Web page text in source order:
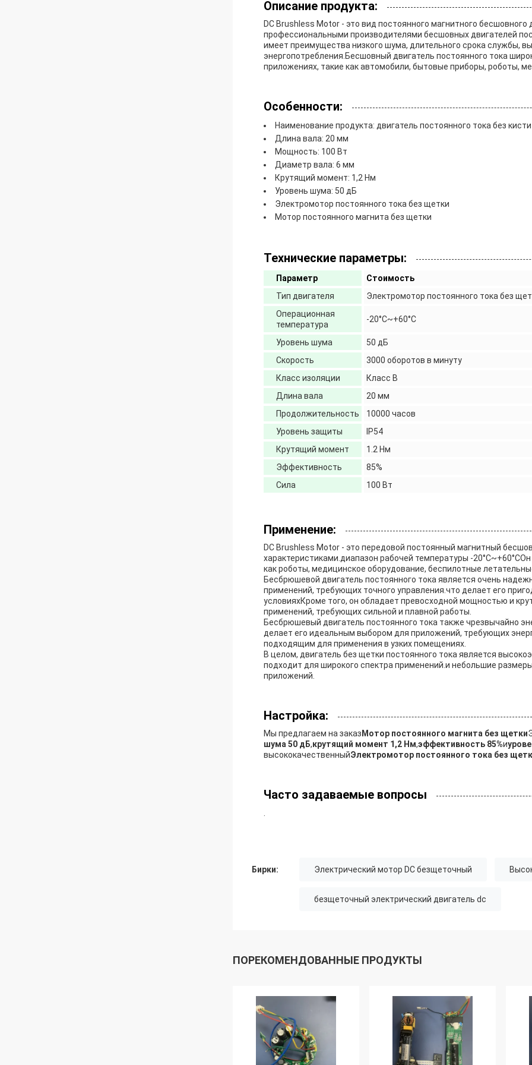
Описание продукта:
DC Brushless Motor - это вид постоянного магнитного
профессиональными производителями бесшовных двигателей
имеет преимущества низкого шума, длительного срока службы,
энергопотребления.Бесшовный двигатель постоянного тока
приложениях, такие как автомобили, бытовые приборы, роботы,
Особенности:
Наименование продукта: двигатель постоянного тока без кисти
Длина вала: 20 мм
Мощность: 100 Вт
Диаметр вала: 6 мм
Крутящий момент: 1,2 Нм
Уровень шума: 50 дБ
Электромотор постоянного тока без щетки
Мотор постоянного магнита без щетки
Технические параметры:
Параметр
Стоимость
Тип двигателя
Электромотор постоянного тока без
Операционная
температура
-20°C~+60°C
Уровень шума
50 дБ
Скорость
3000 оборотов в минуту
Класс изоляции
Класс B
Длина вала
20 мм
Продолжительность
10000 часов
Уровень защиты
IP54
Крутящий момент
1.2 Нм
Эффективность
85%
Сила
100 Вт
Применение:
DC Brushless Motor - это передовой постоянный магнитный
характеристиками.диапазон рабочей температуры -
как роботы, медицинское оборудование, беспилотные
Бесбрюшевой двигатель постоянного тока является очень
применений, требующих точного управления.что делает его
условияхКроме того, он обладает превосходной мощностью и
применений, требующих сильной и плавной работы.
Бесбрюшевый двигатель постоянного тока также чрезвычайно
делает его идеальным выбором для приложений, требующих
подходящим для применения в узких помещениях.
В целом, двигатель без щетки постоянного тока является
подходит для широкого спектра применений.и небольшие
приложений.
Настройка:
Мы предлагаем на заказ Мотор постоянного магнита без щетки
шума 50 дБ,крутящий момент 1,2 Нм,эффективность 85%и
высококачественныйЭлектромотор постоянного тока без
Часто задаваемые вопросы
Бирки: Электрический мотор DC безщеточный
безщеточный электрический двигатель dc
ПОРЕКОМЕНДОВАННЫЕ ПРОДУКТЫ